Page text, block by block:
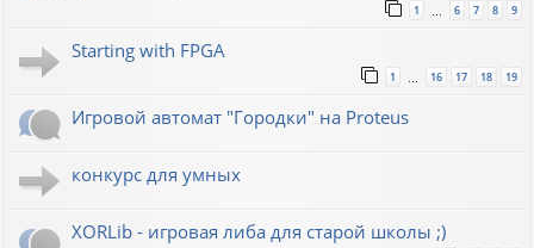
1 6 7 8 9
Starting with FPGA
1 16 17 18 19
Игровой автомат "Городки" на Proteus
конкурс для умных
XORLib - игровая либа для старой школы ;)